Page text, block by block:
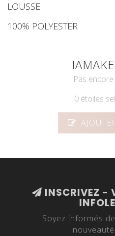
LOUSSE
100% POLYESTER
Pas
0 étoiles
INSCRIVEZ -
Soyez informés